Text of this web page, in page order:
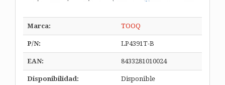
Marca: TOOQ
P/N: LP4391T-B
EAN: 8433281010024
Disponibilidad: Disponible